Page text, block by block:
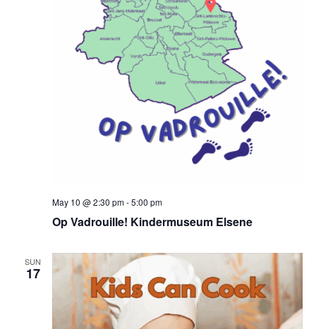
May 10 @ 2:30 pm-5:00 pm
Op Vadrouille! Kindermuseum Elsene
SUN
17